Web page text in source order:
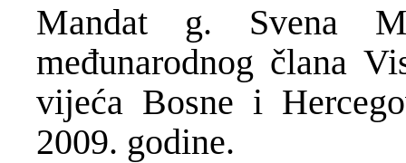
Mandat g. Svena
međunarodnog člana
vijeća Bosne i
2009. godine.